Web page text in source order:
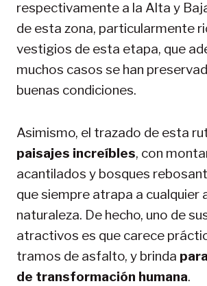
respectivamente a la Alta y
de esta zona, particularmente
vestigios de esta etapa, que
muchos casos se han
buenas condiciones.
Asimismo, el trazado de esta
paisajes increíbles, con
acantilados y bosques
que siempre atrapa a cualquier
naturaleza. De hecho, uno de
atractivos es que carece
tramos de asfalto, y brinda
de transformación humana.